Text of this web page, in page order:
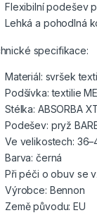
Flexibilní podešev
Lehká a pohodlná
specifikace:
Materiál: svršek
Podšívka: textilie
Stélka: ABSORBA
Podešev: pryž
Ve velikostech:
Barva: černá
Při péči o obuv se
Výrobce: Bennon
Země původu: EU